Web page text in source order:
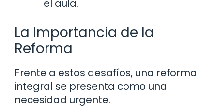
el aula.
La Importancia de la
Reforma
Frente a estos desafíos, una reforma
integral se presenta como una
necesidad urgente.